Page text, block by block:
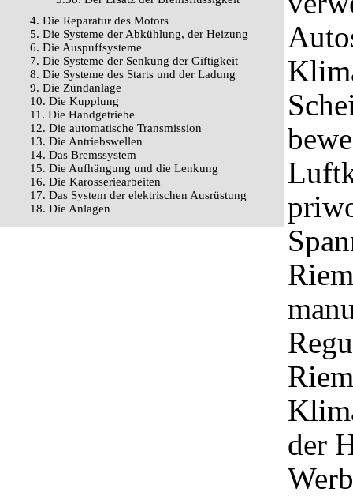
4. Die Reparatur des Motors
5. Die Systeme der Abkühlung, der Heizung
6. Die Auspuffsysteme
7. Die Systeme der Senkung der Giftigkeit
8. Die Systeme des Starts und der Ladung
9. Die Zündanlage
10. Die Kupplung
11. Die Handgetriebe
12. Die automatische Transmission
13. Die Antriebswellen
14. Das Bremssystem
15. Die Aufhängung und die Lenkung
16. Die Karosseriearbeiten
17. Das System der elektrischen Ausrüstung
18. Die Anlagen
der